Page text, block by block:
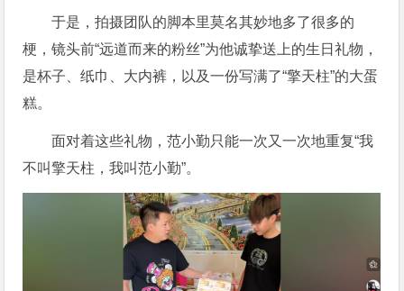
于是，拍摄团队的脚本里莫名其妙地多了很多的
梗，镜头前“远道而来的粉丝”为他诚挚送上的生日礼物，
是杯子、纸巾、大内裤，以及一份写满了“擎天柱”的大蛋
糕。
面对着这些礼物，范小勤只能一次又一次地重复“我
不叫擎天柱，我叫范小勤”。